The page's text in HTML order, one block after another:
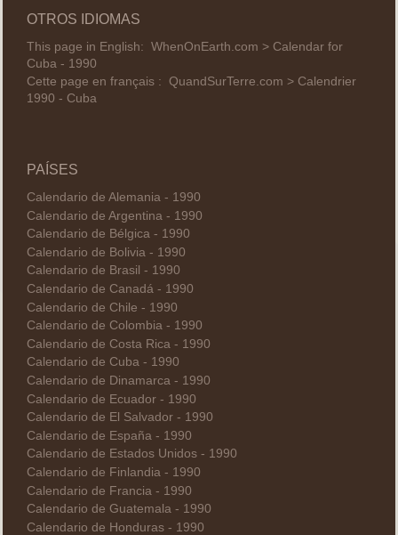
OTROS IDIOMAS
This page in English: WhenOnEarth.com > Calendar for
Cuba - 1990
Cette page en français : QuandSurTerre.com > Calendrier
1990 - Cuba
PAÍSES
Calendario de Alemania - 1990
Calendario de Argentina - 1990
Calendario de Bélgica - 1990
Calendario de Bolivia - 1990
Calendario de Brasil - 1990
Calendario de Canadá - 1990
Calendario de Chile - 1990
Calendario de Colombia - 1990
Calendario de Costa Rica - 1990
Calendario de Cuba - 1990
Calendario de Dinamarca - 1990
Calendario de Ecuador - 1990
Calendario de El Salvador - 1990
Calendario de España - 1990
Calendario de Estados Unidos - 1990
Calendario de Finlandia - 1990
Calendario de Francia - 1990
Calendario de Guatemala - 1990
Calendario de Honduras - 1990